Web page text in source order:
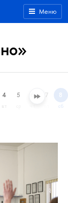
Меню
4 5 6 7 8
сб